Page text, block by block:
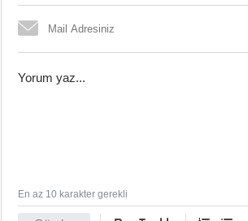
En az 10 karakter gerekli